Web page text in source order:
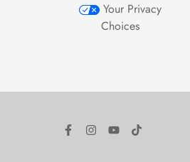
Your Privacy
Choices